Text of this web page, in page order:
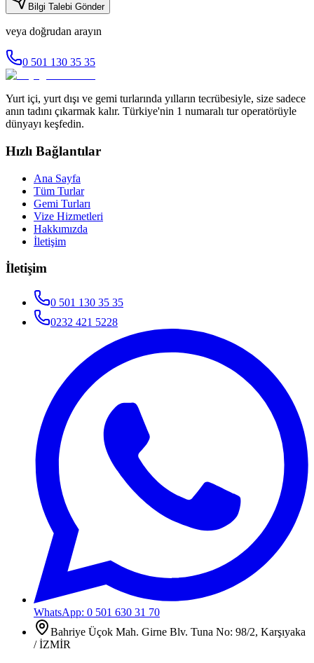
Bilgi Talebi Gönder
veya doğrudan arayın
0 501 130 35 35
Yurt içi, yurt dışı ve gemi turlarında yılların tecrübesiyle, size sadece
anın tadını çıkarmak kalır. Türkiye'nin 1 numaralı tur operatörüyle
dünyayı keşfedin.
Hızlı Bağlantılar
Ana Sayfa
Tüm Turlar
Gemi Turları
Vize Hizmetleri
Hakkımızda
İletişim
İletişim
0 501 130 35 35
0232 421 5228
WhatsApp: 0 501 630 31 70
Bahriye Üçok Mah. Girne Blv. Tuna No: 98/2, Karşıyaka
/ İZMİR